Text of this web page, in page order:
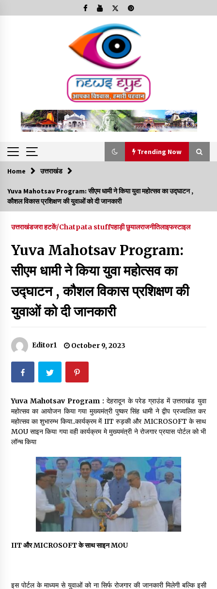
to
Trending Now
Trending Now
Minorities Rights Day : विश्व अल्पसंख्यक अधिकार दिवस
कार्यक्रम में शामिल हुए सीएम,आधुनिक मदरसों का नाम अब्दुल कलाम के नाम
December 18, 2023
Thought Of The Day 7 September
September 7, 2023
Thought Of The Day 6 September
September 6, 2023
May 18, 2022
Thought Of The Day 17 May
May 17, 2022
Thought Of The Day 16 May
Thought Of The Day 14 May
May 14, 2022
Thought Of The Day 13 May
May 13, 2022
Home उत्तराखंड
Yuva Mahotsav Program: सीएम धामी ने किया युवा महोत्सव का उद्घाटन ,
कौशल विकास प्रशिक्षण की युवाओं को दी जानकारी
उत्तराखंडजरा हटकें/Chatpata stuffपहाड़ी छुयालराजनीतिलाइफस्टाइल
Yuva Mahotsav Program:
सीएम धामी ने किया युवा महोत्सव का
उद्घाटन , कौशल विकास प्रशिक्षण की
युवाओं को दी जानकारी
Editor1 October 9, 2023
Yuva Mahotsav Program :देहरादून के परेड ग्राउंड में उत्तराखंड युवा
महोत्सव का आयोजन किया गया मुख्यमंत्री पुष्कर सिंह धामी ने द्वीप प्रज्वलित कर
महोत्सव का शुभारम्भ किया..कार्यक्रम में IIT रुड़की और MICROSOFT के साथ
MOU साइन किया गया वही कार्यक्रम मे मुख्यमंत्री ने रोजगार प्रयास पोर्टल को भी
लॉन्च किया
IIT और MICROSOFT के साथ साइन MOU
इस पोर्टल के माध्यम से युवाओं को ना सिर्फ रोजगार की जानकारी मिलेगी बल्कि इसी